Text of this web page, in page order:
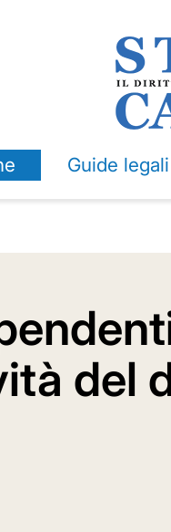
Guide legali
del